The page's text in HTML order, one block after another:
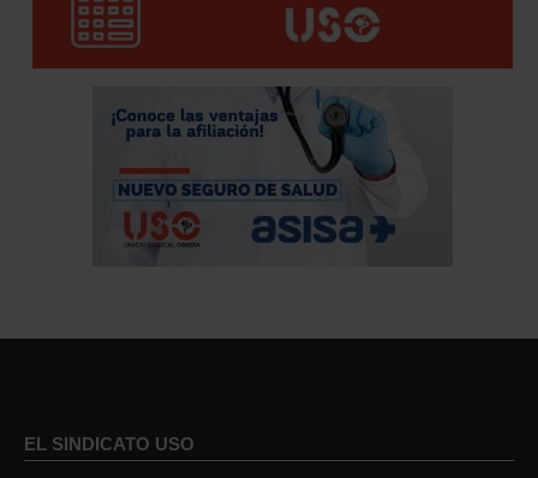
EL SINDICATO USO